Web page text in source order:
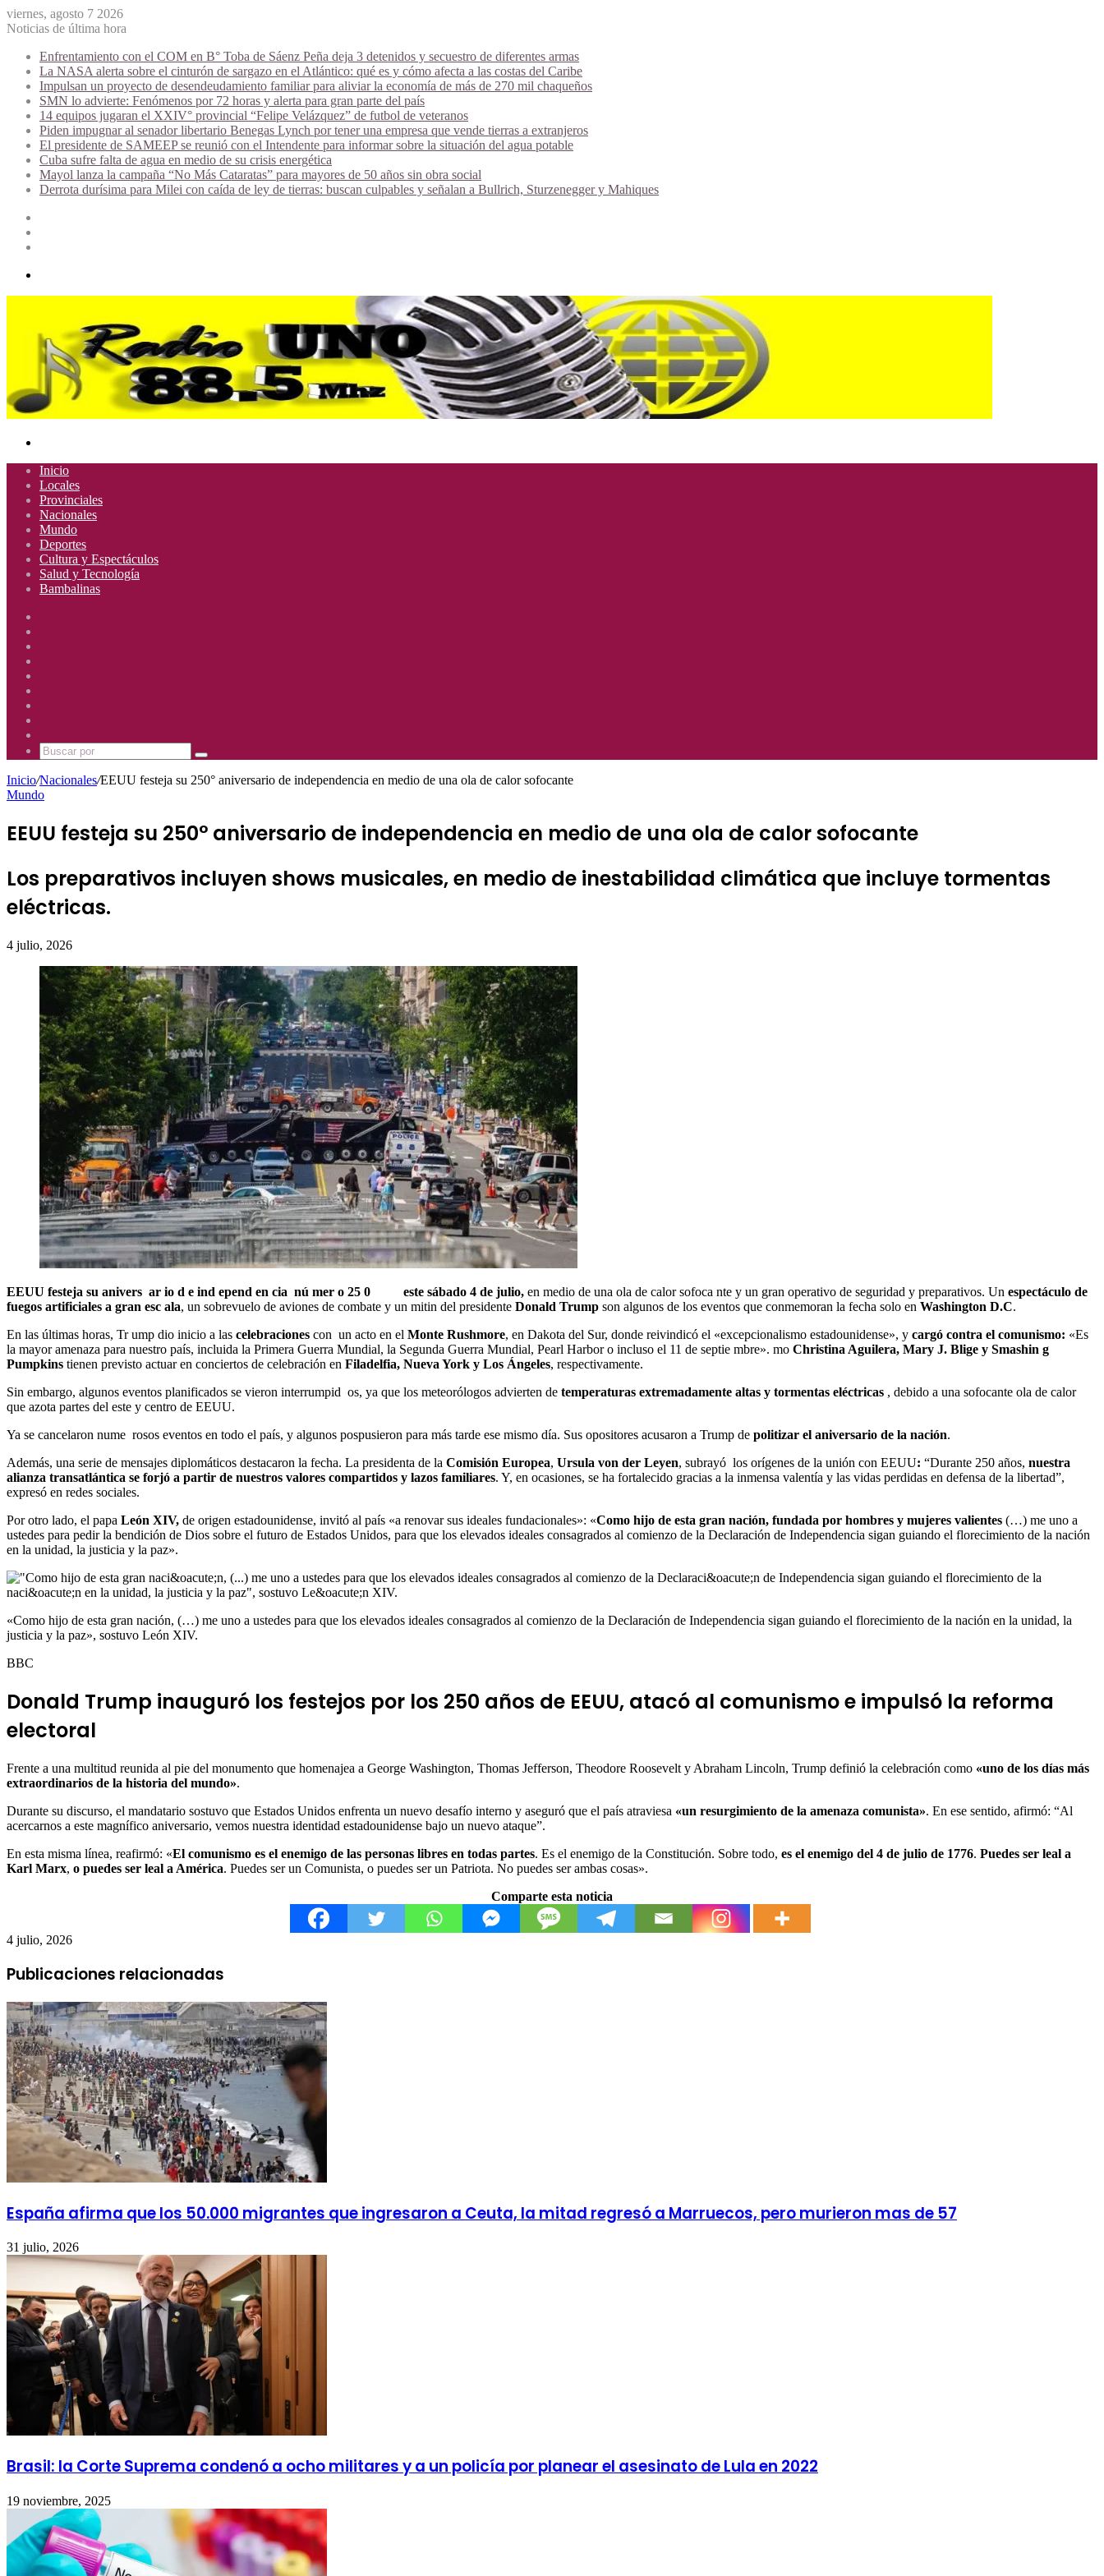
viernes, agosto 7 2026
Noticias de última hora
Enfrentamiento con el COM en B° Toba de Sáenz Peña deja 3 detenidos y secuestro de diferentes armas
La NASA alerta sobre el cinturón de sargazo en el Atlántico: qué es y cómo afecta a las costas del Caribe
Impulsan un proyecto de desendeudamiento familiar para aliviar la economía de más de 270 mil chaqueños
SMN lo advierte: Fenómenos por 72 horas y alerta para gran parte del país
14 equipos jugaran el XXIV° provincial “Felipe Velázquez” de futbol de veteranos
Piden impugnar al senador libertario Benegas Lynch por tener una empresa que vende tierras a extranjeros
El presidente de SAMEEP se reunió con el Intendente para informar sobre la situación del agua potable
Cuba sufre falta de agua en medio de su crisis energética
Mayol lanza la campaña “No Más Cataratas” para mayores de 50 años sin obra social
Derrota durísima para Milei con caída de ley de tierras: buscan culpables y señalan a Bullrich, Sturzenegger y Mahiques
Inicio
Locales
Provinciales
Nacionales
Mundo
Deportes
Cultura y Espectáculos
Salud y Tecnología
Bambalinas
Mhz
885
Mhz
Uno
885
Mhz
Buscar
por
Inicio/Nacionales/EEUU festeja su 250° aniversario de independencia en medio de una ola de calor sofocante
Mundo
EEUU festeja su 250° aniversario de independencia en medio de una ola de calor sofocante
Los preparativos incluyen shows musicales, en medio de inestabilidad climática que incluye tormentas
eléctricas.
4 julio, 2026
EEUU festeja su anivers ar io d e ind epend en cia nú mer o 25 0 este sábado 4 de julio, en medio de una ola de calor sofoca nte y un gran operativo de seguridad y preparativos. Un espectáculo de
fuegos artificiales a gran esc ala, un sobrevuelo de aviones de combate y un mitin del presidente Donald Trump son algunos de los eventos que conmemoran la fecha solo en Washington D.C.
En las últimas horas, Tr ump dio inicio a las celebraciones con un acto en el Monte Rushmore, en Dakota del Sur, donde reivindicó el «excepcionalismo estadounidense», y cargó contra el comunismo: «Es
la mayor amenaza para nuestro país, incluida la Primera Guerra Mundial, la Segunda Guerra Mundial, Pearl Harbor o incluso el 11 de septie mbre». mo Christina Aguilera, Mary J. Blige y Smashin g
Pumpkins tienen previsto actuar en conciertos de celebración en Filadelfia, Nueva York y Los Ángeles, respectivamente.
Sin embargo, algunos eventos planificados se vieron interrumpid os, ya que los meteorólogos advierten de temperaturas extremadamente altas y tormentas eléctricas , debido a una sofocante ola de calor
que azota partes del este y centro de EEUU.
Ya se cancelaron nume rosos eventos en todo el país, y algunos pospusieron para más tarde ese mismo día. Sus opositores acusaron a Trump de politizar el aniversario de la nación.
Además, una serie de mensajes diplomáticos destacaron la fecha. La presidenta de la Comisión Europea, Ursula von der Leyen, subrayó los orígenes de la unión con EEUU: “Durante 250 años, nuestra
alianza transatlántica se forjó a partir de nuestros valores compartidos y lazos familiares. Y, en ocasiones, se ha fortalecido gracias a la inmensa valentía y las vidas perdidas en defensa de la libertad”,
expresó en redes sociales.
Por otro lado, el papa León XIV, de origen estadounidense, invitó al país «a renovar sus ideales fundacionales»: «Como hijo de esta gran nación, fundada por hombres y mujeres valientes (…) me uno a
ustedes para pedir la bendición de Dios sobre el futuro de Estados Unidos, para que los elevados ideales consagrados al comienzo de la Declaración de Independencia sigan guiando el florecimiento de la nación
en la unidad, la justicia y la paz».
«Como hijo de esta gran nación, (…) me uno a ustedes para que los elevados ideales consagrados al comienzo de la Declaración de Independencia sigan guiando el florecimiento de la nación en la unidad, la
justicia y la paz», sostuvo León XIV.
BBC
Donald Trump inauguró los festejos por los 250 años de EEUU, atacó al comunismo e impulsó la reforma
electoral
Frente a una multitud reunida al pie del monumento que homenajea a George Washington, Thomas Jefferson, Theodore Roosevelt y Abraham Lincoln, Trump definió la celebración como «uno de los días más
extraordinarios de la historia del mundo».
Durante su discurso, el mandatario sostuvo que Estados Unidos enfrenta un nuevo desafío interno y aseguró que el país atraviesa «un resurgimiento de la amenaza comunista». En ese sentido, afirmó: “Al
acercarnos a este magnífico aniversario, vemos nuestra identidad estadounidense bajo un nuevo ataque”.
En esta misma línea, reafirmó: «El comunismo es el enemigo de las personas libres en todas partes. Es el enemigo de la Constitución. Sobre todo, es el enemigo del 4 de julio de 1776. Puedes ser leal a
Karl Marx, o puedes ser leal a América. Puedes ser un Comunista, o puedes ser un Patriota. No puedes ser ambas cosas».
Comparte esta noticia
4 julio, 2026
Publicaciones relacionadas
España afirma que los 50.000 migrantes que ingresaron a Ceuta, la mitad regresó a Marruecos, pero murieron mas de 57
31 julio, 2026
Brasil: la Corte Suprema condenó a ocho militares y a un policía por planear el asesinato de Lula en 2022
19 noviembre, 2025